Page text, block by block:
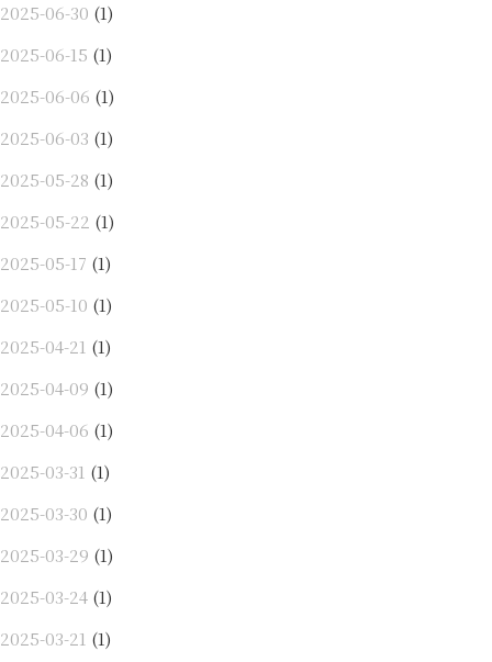
2025-06-30 (1)
2025-06-15 (1)
2025-06-06 (1)
2025-06-03 (1)
2025-05-28 (1)
2025-05-22 (1)
2025-05-17 (1)
2025-05-10 (1)
2025-04-21 (1)
2025-04-09 (1)
2025-04-06 (1)
2025-03-31 (1)
2025-03-30 (1)
2025-03-29 (1)
2025-03-24 (1)
2025-03-21 (1)